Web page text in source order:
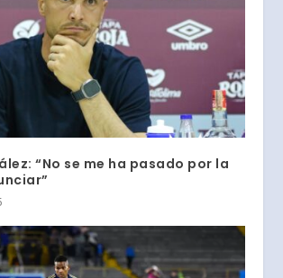
“No se me ha pasado por la